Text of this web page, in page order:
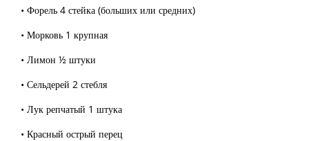
• Форель 4 стейка (больших или средних)
• Морковь 1 крупная
• Лимон ½ штуки
• Сельдерей 2 стебля
• Лук репчатый 1 штука
• Красный острый перец